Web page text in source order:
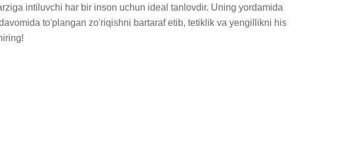
intiluvchi har bir inson uchun ideal tanlovdir. Uning yordamida
to'plangan zo'riqishni bartaraf etib, tetiklik va yengillikni his